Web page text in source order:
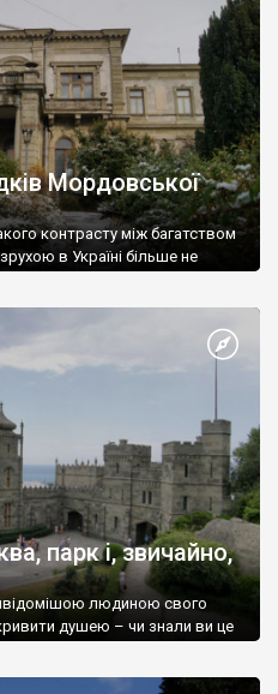
Мордовської
контрасту між багатством
в Україні більше не
парк і, звичайно,
людиною свого
душею – чи знали ви це